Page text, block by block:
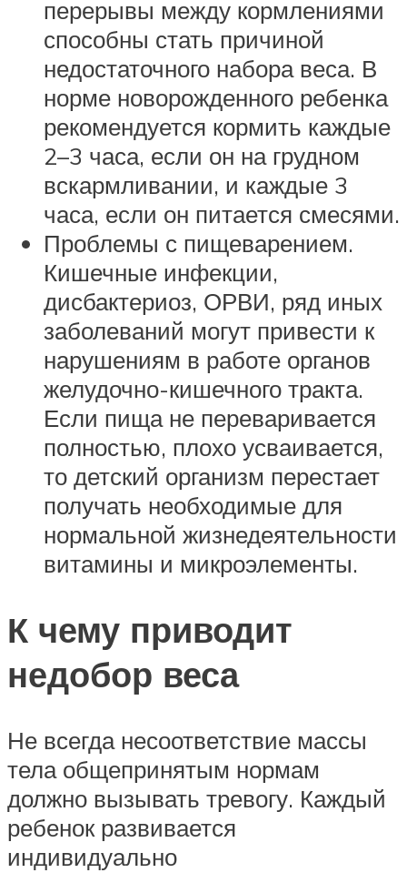
перерывы между кормлениями
способны стать причиной
недостаточного набора веса. В
норме новорожденного ребенка
рекомендуется кормить каждые
2–3 часа, если он на грудном
вскармливании, и каждые 3
часа, если он питается смесями.
Проблемы с пищеварением.
Кишечные инфекции,
дисбактериоз, ОРВИ, ряд иных
заболеваний могут привести к
нарушениям в работе органов
желудочно-кишечного тракта.
Если пища не переваривается
полностью, плохо усваивается,
то детский организм перестает
получать необходимые для
нормальной жизнедеятельности
витамины и микроэлементы.
К чему приводит
недобор веса
Не всегда несоответствие массы
тела общепринятым нормам
должно вызывать тревогу. Каждый
ребенок развивается
индивидуально